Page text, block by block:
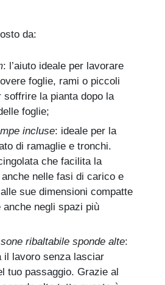
da:
: l’aiuto ideale per lavorare
foglie, rami o piccoli
la pianta dopo la
foglie;
incluse: ideale per la
di ramaglie e tronchi.
che facilita la
nelle fasi di carico e
sue dimensioni compatte
negli spazi più
ribaltabile sponde alte:
il lavoro senza lasciar
tuo passaggio. Grazie al